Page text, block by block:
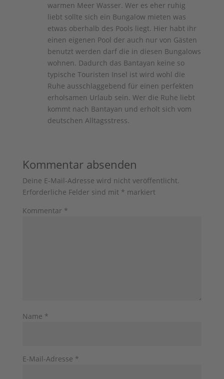
warmen Meer Wasser. Wer es eher ruhig
liebt sollte sich ein Bungalow mieten was
etwas oberhalb des Pools liegt. Hier habt ihr
einen eigenen Pool der auch nur von Gästen
benutzt werden darf die in diesen Bungalows
wohnen. Dadurch das Bantayan keine so
typische Touristen Insel ist wird wohl die
Ruhe ausschlaggebend für einen perfekten
erholsamen Urlaub sein. Wer die Ruhe liebt
kommt nach Bantayan und erholt sich vom
deutschen Alltagsstress.
Kommentar absenden
Deine E-Mail-Adresse wird nicht veröffentlicht.
Erforderliche Felder sind mit * markiert
Kommentar *
Name *
E-Mail-Adresse *